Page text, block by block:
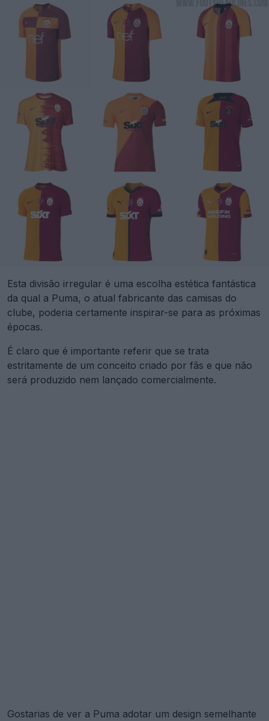
Esta divisão irregular é uma escolha estética fantástica
da qual a Puma, o atual fabricante das camisas do
clube, poderia certamente inspirar-se para as próximas
épocas.
É claro que é importante referir que se trata
estritamente de um conceito criado por fãs e que não
será produzido nem lançado comercialmente.
Gostarias de ver a Puma adotar um design semelhante